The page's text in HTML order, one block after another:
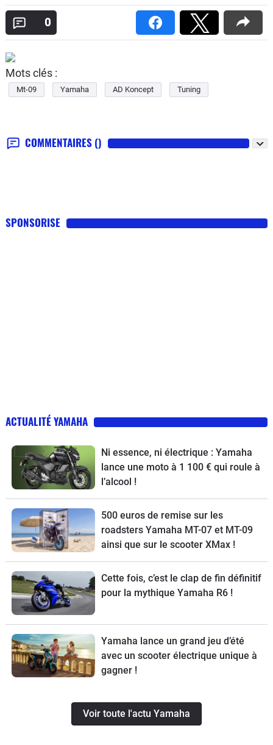
0
Mots clés :
Mt-09 Yamaha AD Koncept Tuning
COMMENTAIRES ()
SPONSORISE
ACTUALITÉ YAMAHA
Ni essence, ni électrique : Yamaha
lance une moto à 1 100 € qui roule à
l’alcool !
500 euros de remise sur les
roadsters Yamaha MT-07 et MT-09
ainsi que sur le scooter XMax !
Cette fois, c’est le clap de fin définitif
pour la mythique Yamaha R6 !
Yamaha lance un grand jeu d’été
avec un scooter électrique unique à
gagner !
Voir toute l'actu Yamaha